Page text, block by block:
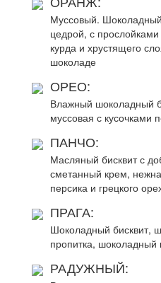
Муссовый.
цедрой, с
курда и хрустящего
шоколаде
ОРЕО:
Влажный шоколадный
муссовая с кусочками
ПАНЧО:
Масляный бисквит с
сметанный крем,
персика и грецкого
ПРАГА:
Шоколадный бисквит,
пропитка,
РАДУЖНЫЙ: